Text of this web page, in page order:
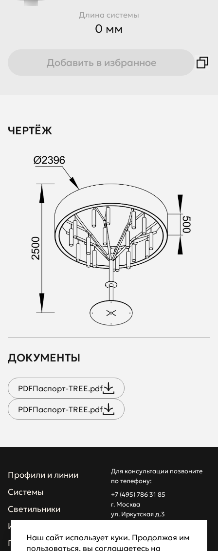
Длина системы
0 мм
Добавить в избранное
ДОКУМЕНТЫ
PDFПаспорт-TREE.pdf
PDFПаспорт-TREE.pdf
ЧЕРТЁЖ
Профили и линии
Системы
Светильники
Инсталляции
Проекты
Для консультации позвоните
по телефону:
+7 (495) 786 31 85
г. Москва
ул. Иркутская д.3
z1profiles@gmail.com
Наш сайт использует куки. Продолжая им
пользоваться, вы соглашаетесь на